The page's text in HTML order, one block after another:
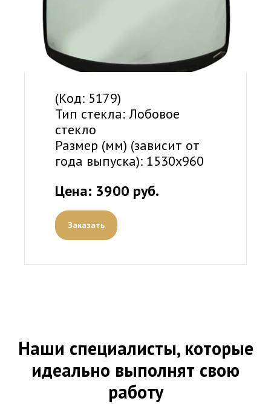
(Код: 5179)
Тип стекла: Лобовое
стекло
Размер (мм) (зависит от
года выпуска): 1530х960
Цена: 3900 руб.
Заказать
Наши специалисты, которые
идеально выполнят свою
работу